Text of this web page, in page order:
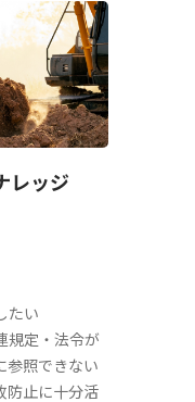
レッジ
たい
規定・法令が
参照できない
防止に十分活